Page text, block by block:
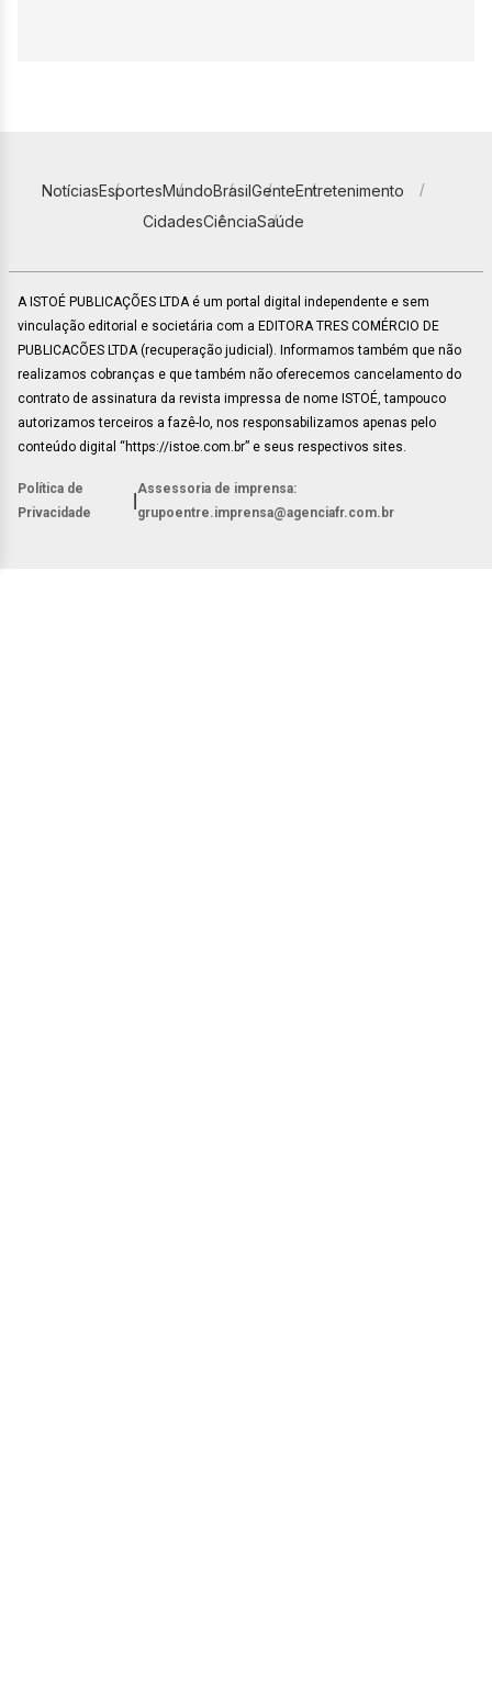
NotíciasEsportesMundoBrasilGenteEntretenimento
CidadesCiênciaSaúde
A ISTOÉ PUBLICAÇÕES LTDA é um portal digital independente e sem
vinculação editorial e societária com a EDITORA TRES COMÉRCIO DE
PUBLICACÕES LTDA (recuperação judicial). Informamos também que não
realizamos cobranças e que também não oferecemos cancelamento do
contrato de assinatura da revista impressa de nome ISTOÉ, tampouco
autorizamos terceiros a fazê-lo, nos responsabilizamos apenas pelo
conteúdo digital “https://istoe.com.br” e seus respectivos sites.
Política de
Privacidade
Assessoria de imprensa:
grupoentre.imprensa@agenciafr.com.br